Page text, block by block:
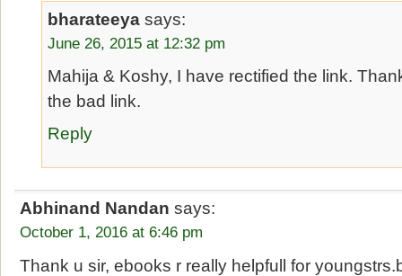
bharateeya says:
June 26, 2015 at 12:32 pm
Mahija & Koshy, I have rectified the link.
the bad link.
Reply
Abhinand Nandan says:
October 1, 2016 at 6:46 pm
Thank u sir, ebooks r really helpfull for